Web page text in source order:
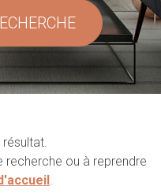
recherche ou à reprendre
.